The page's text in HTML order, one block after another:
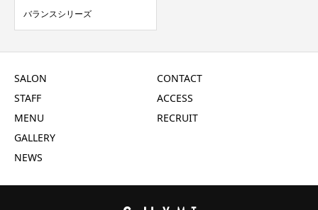
バランスシリーズ
SALON
STAFF
MENU
GALLERY
NEWS
CONTACT
ACCESS
RECRUIT